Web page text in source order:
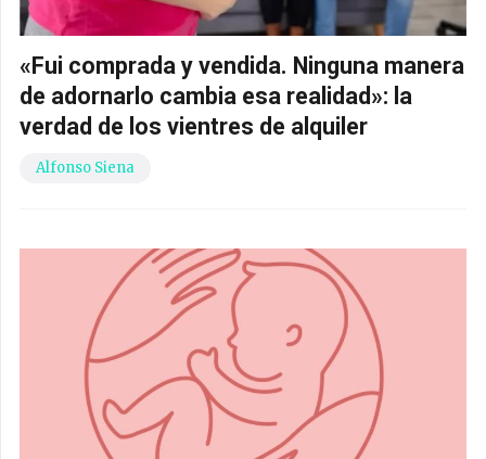
«Fui comprada y vendida. Ninguna manera
de adornarlo cambia esa realidad»: la
verdad de los vientres de alquiler
Alfonso Siena